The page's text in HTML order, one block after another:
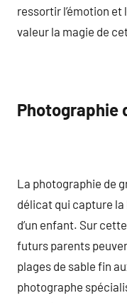
ressortir l’émotion
valeur la magie de
Photographie
La photographie de
délicat qui capture la
d’un enfant. Sur
futurs parents
plages de sable fin
photographe